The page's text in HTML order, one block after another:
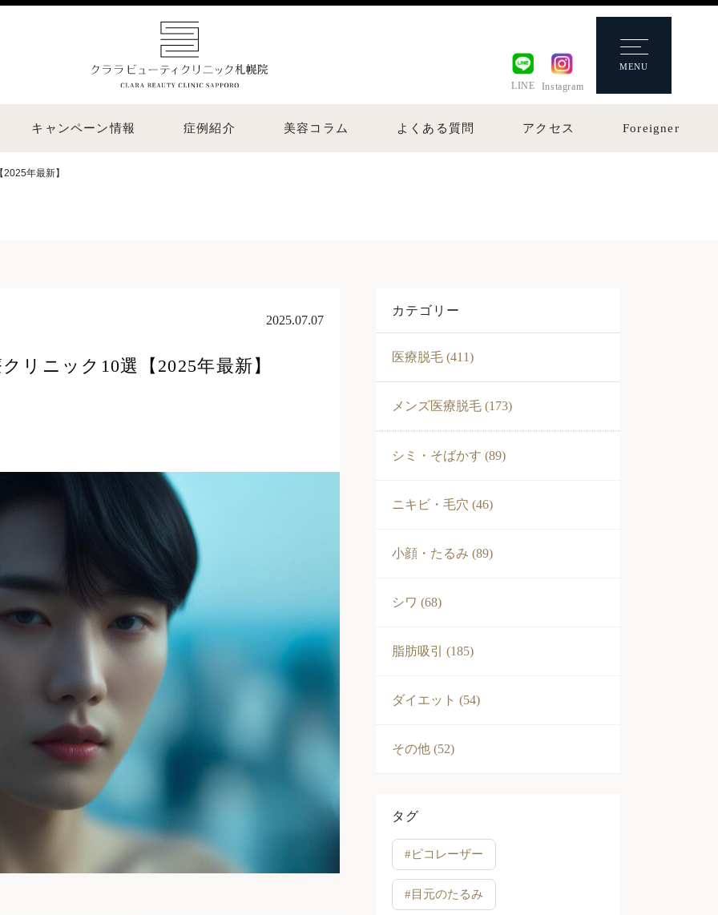
LINE Instagram
MENU
キャンペーン情報 症例紹介 美容コラム よくある質問 アクセス Foreigner
年最新】
2025.07.07
リニック10選【2025年最新】
カテゴリー
医療脱毛 (411)
メンズ医療脱毛 (173)
シミ・そばかす (89)
ニキビ・毛穴 (46)
小顔・たるみ (89)
シワ (68)
脂肪吸引 (185)
ダイエット (54)
その他 (52)
タグ
#ピコレーザー
#目元のたるみ